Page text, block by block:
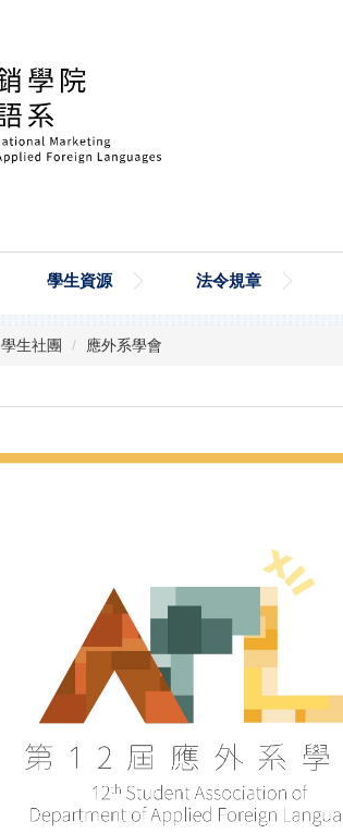
學生資源 法令規章
學生社團 應外系學會